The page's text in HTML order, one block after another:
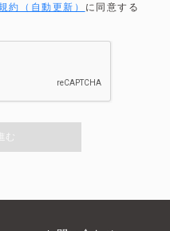
約（自動更新） に同意する
む